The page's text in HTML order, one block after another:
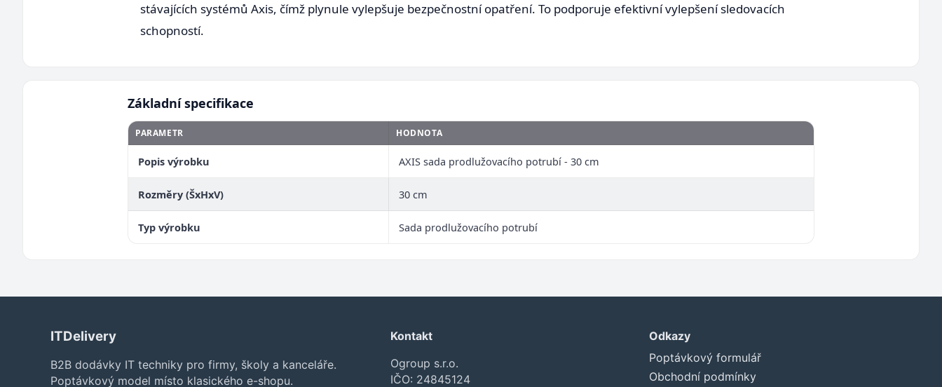
stávajících systémů Axis, čímž plynule vylepšuje bezpečnostní opatření. To podporuje efektivní vylepšení sledovacích
schopností.
Základní specifikace
PARAMETR HODNOTA
Popis výrobku AXIS sada prodlužovacího potrubí - 30 cm
Rozměry (ŠxHxV) 30 cm
Typ výrobku Sada prodlužovacího potrubí
ITDelivery
B2B dodávky IT techniky pro firmy, školy a kanceláře.
Poptávkový model místo klasického e-shopu.
Kontakt
Ogroup s.r.o.
IČO: 24845124
Odkazy
Poptávkový formulář
Obchodní podmínky